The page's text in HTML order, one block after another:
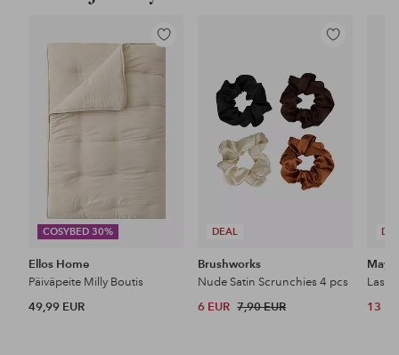
COSYBED 30%
Lisää
Ellos Home
Päiväpeite Milly Boutis
49,99 EUR
DEAL
Lisää
Brushworks
Nude Satin Scrunchies 4 pcs
6 EUR 7,90 EUR 13